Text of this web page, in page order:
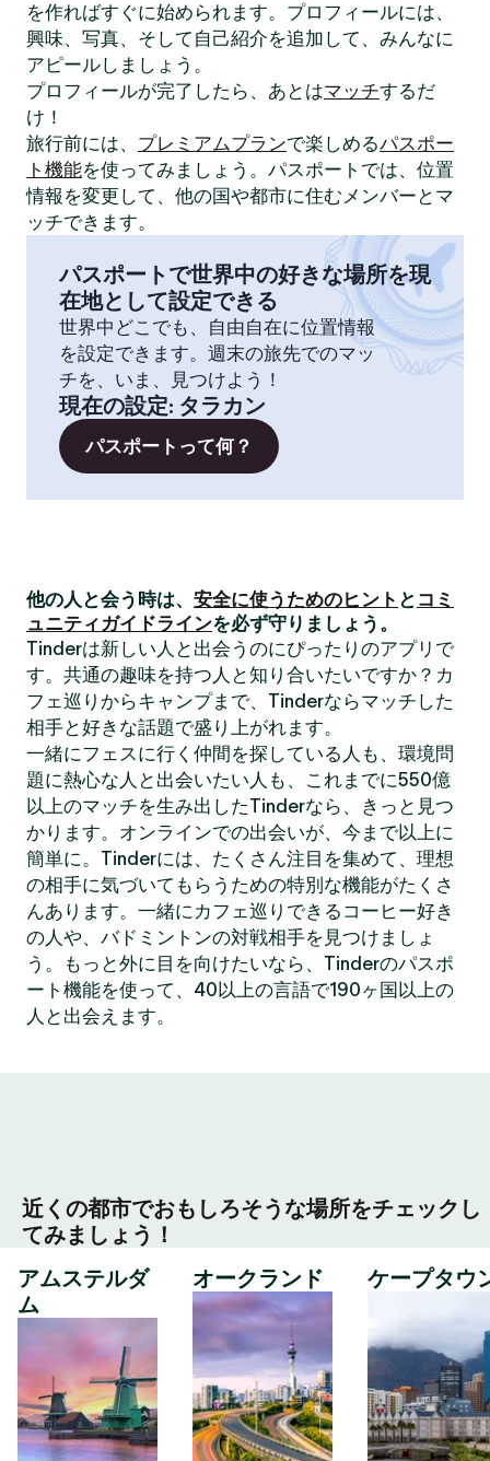
を作ればすぐに始められます。プロフィールには、
興味、写真、そして自己紹介を追加して、みんなに
アピールしましょう。
プロフィールが完了したら、あとはマッチするだ
け！
旅行前には、 プレミアムプランで楽しめるパスポー
ト機能を使ってみましょう。パスポートでは、位置
情報を変更して、他の国や都市に住むメンバーとマ
ッチできます。
パスポートで世界中の好きな場所を現
在地として設定できる
世界中どこでも、自由自在に位置情報
を設定できます。週末の旅先でのマッ
チを、いま、見つけよう！
現在の設定: タラカン
パスポートって何？
他の人と会う時は、 安全に使うためのヒント と コミ
ュニティガイドラインを必ず守りましょう。
Tinderは新しい人と出会うのにぴったりのアプリで
す。共通の趣味を持つ人と知り合いたいですか？カ
フェ巡りからキャンプまで、Tinderならマッチした
相手と好きな話題で盛り上がれます。
一緒にフェスに行く仲間を探している人も、環境問
題に熱心な人と出会いたい人も、これまでに550億
以上のマッチを生み出したTinderなら、きっと見つ
かります。オンラインでの出会いが、今まで以上に
簡単に。Tinderには、たくさん注目を集めて、理想
の相手に気づいてもらうための特別な機能がたくさ
んあります。一緒にカフェ巡りできるコーヒー好き
の人や、バドミントンの対戦相手を見つけましょ
う。もっと外に目を向けたいなら、Tinderのパスポ
ート機能を使って、40以上の言語で190ヶ国以上の
人と出会えます。
近くの都市でおもしろそうな場所をチェックし
てみましょう！
アムステルダ
ム
オークランド ケープタウ